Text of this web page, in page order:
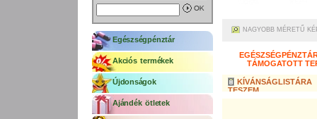
Egészségpénztár
Akciós termékek
Újdonságok
Ajándék ötletek
NAGYOBB MÉRETŰ
TÁMOGATOTT
KÍVÁNSÁGLISTÁRA
TESZEM